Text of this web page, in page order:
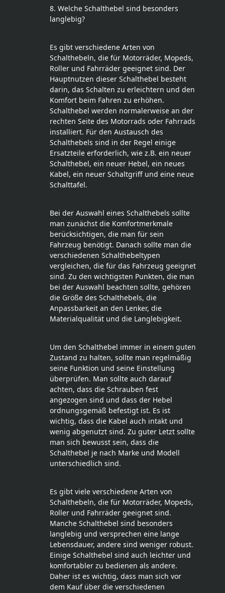
8. Welche Schalthebel sind besonders
langlebig?
Es gibt verschiedene Arten von
Schalthebeln, die für Motorräder, Mopeds,
Roller und Fahrräder geeignet sind. Der
Hauptnutzen dieser Schalthebel besteht
darin, das Schalten zu erleichtern und den
Komfort beim Fahren zu erhöhen.
Schalthebel werden normalerweise an der
rechten Seite des Motorrads oder Fahrrads
installiert. Für den Austausch des
Schalthebels sind in der Regel einige
Ersatzteile erforderlich, wie z.B. ein neuer
Schalthebel, ein neuer Hebel, ein neues
Kabel, ein neuer Schaltgriff und eine neue
Schalttafel.
Bei der Auswahl eines Schalthebels sollte
man zunächst die Komfortmerkmale
berücksichtigen, die man für sein
Fahrzeug benötigt. Danach sollte man die
verschiedenen Schalthebeltypen
vergleichen, die für das Fahrzeug geeignet
sind. Zu den wichtigsten Punkten, die man
bei der Auswahl beachten sollte, gehören
die Größe des Schalthebels, die
Anpassbarkeit an den Lenker, die
Materialqualität und die Langlebigkeit.
Um den Schalthebel immer in einem guten
Zustand zu halten, sollte man regelmäßig
seine Funktion und seine Einstellung
überprüfen. Man sollte auch darauf
achten, dass die Schrauben fest
angezogen sind und dass der Hebel
ordnungsgemäß befestigt ist. Es ist
wichtig, dass die Kabel auch intakt und
wenig abgenutzt sind. Zu guter Letzt sollte
man sich bewusst sein, dass die
Schalthebel je nach Marke und Modell
unterschiedlich sind.
Es gibt viele verschiedene Arten von
Schalthebeln, die für Motorräder, Mopeds,
Roller und Fahrräder geeignet sind.
Manche Schalthebel sind besonders
langlebig und versprechen eine lange
Lebensdauer, andere sind weniger robust.
Einige Schalthebel sind auch leichter und
komfortabler zu bedienen als andere.
Daher ist es wichtig, dass man sich vor
dem Kauf über die verschiedenen